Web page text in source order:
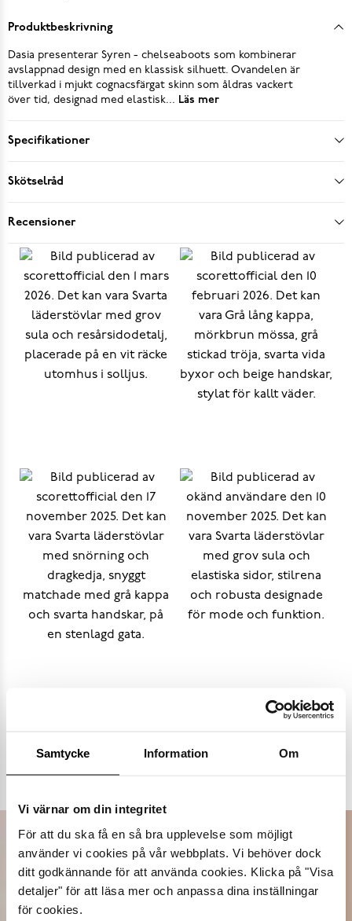
Samtycke Information Om
Vi värnar om din integritet
För att du ska få en så bra upplevelse som möjligt
använder vi cookies på vår webbplats. Vi behöver dock
ditt godkännande för att använda cookies. Klicka på "Visa
detaljer" för att läsa mer och anpassa dina inställningar
för cookies.
Produktbeskrivning
Dasia presenterar Syren - chelseaboots som kombinerar
avslappnad design med en klassisk silhuett. Ovandelen är
tillverkad i mjukt cognacsfärgat skinn som åldras vackert
över tid, designad med elastisk... Läs mer
Specifikationer
Skötselråd
Recensioner